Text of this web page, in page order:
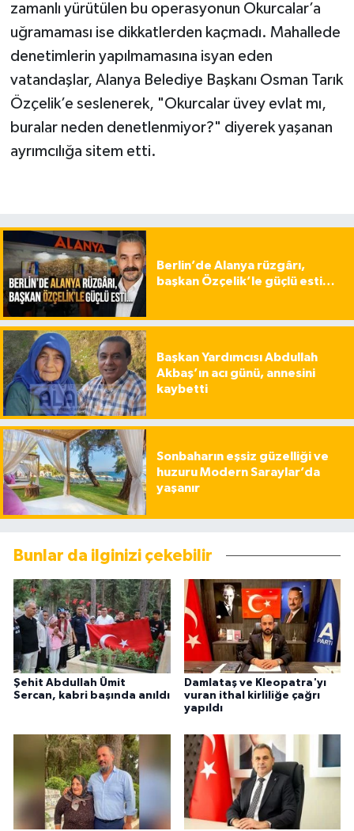
zamanlı yürütülen bu operasyonun Okurcalar’a
uğramaması ise dikkatlerden kaçmadı. Mahallede
denetimlerin yapılmamasına isyan eden
vatandaşlar, Alanya Belediye Başkanı Osman Tarık
Özçelik’e seslenerek, "Okurcalar üvey evlat mı,
buralar neden denetlenmiyor?" diyerek yaşanan
ayrımcılığa sitem etti.
Berlin’de Alanya rüzgârı,
başkan Özçelik’le güçlü esti…
Başkan Yardımcısı Abdullah
Akbaş’ın acı günü, annesini
kaybetti
Sonbaharın eşsiz güzelliği ve
huzuru Modern Saraylar’da
yaşanır
Bunlar da ilginizi çekebilir
Şehit Abdullah Ümit
Sercan, kabri başında anıldı
Damlataş ve Kleopatra'yı
vuran ithal kirliliğe çağrı
yapıldı